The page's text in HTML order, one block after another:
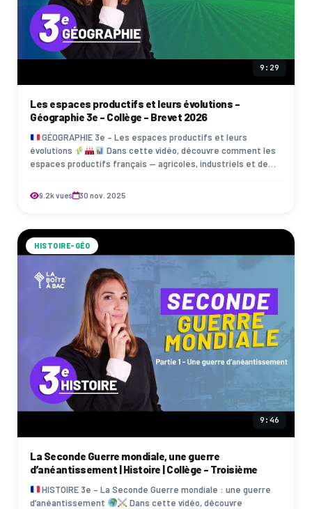
9:29
Les espaces productifs et leurs évolutions -
Géographie 3e - Collège - Brevet 2026
GÉOGRAPHIE 3e – Les espaces productifs et leurs
évolutions
Dans cette vidéo, découvre comment les
espaces productifs français — agricoles, industriels et de
9.2k vues 30 nov. 2025
HISTOIRE-GÉO
9:46
La Seconde Guerre mondiale, une guerre
d’anéantissement | Histoire | Collège - Troisième
HISTOIRE 3e – La Seconde Guerre mondiale : une guerre
d’anéantissement
Dans cette vidéo, découvre